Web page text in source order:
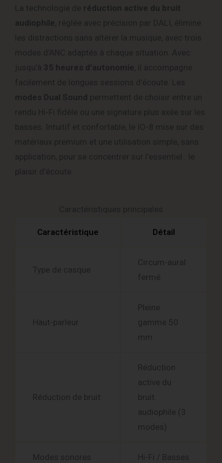
Caractéristique Détail
Type de casque
Circum-aural
fermé
Haut-parleur
Pleine
gamme 50
mm
Réduction de bruit
Réduction
active du
bruit
audiophile (3
modes)
Modes sonores Hi-Fi / Basses